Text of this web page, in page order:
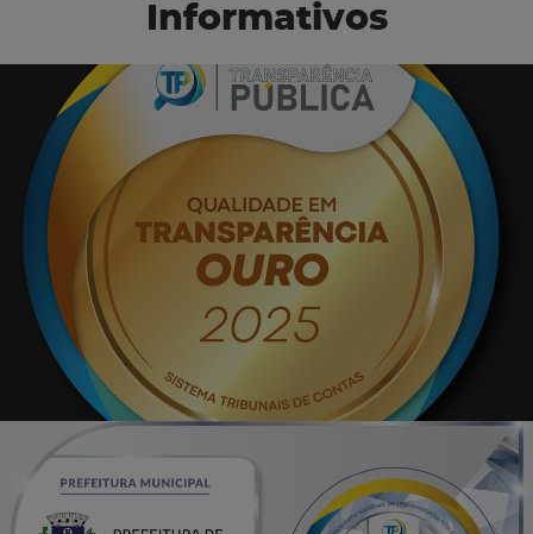
Informativos